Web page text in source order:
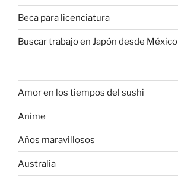
Beca para licenciatura
Buscar trabajo en Japón desde México
Amor en los tiempos del sushi
Anime
Años maravillosos
Australia